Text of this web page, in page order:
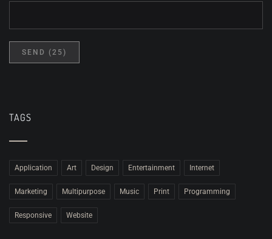
TAGS
Application Art Design Entertainment Internet
Marketing Multipurpose Music Print Programming
Responsive Website